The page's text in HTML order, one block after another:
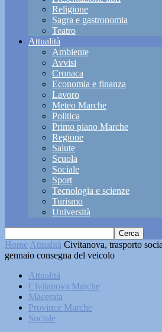
Religione
Sagra e gastronomia
Teatro
Attualità
Ambiente
Avvisi
Cronaca
Economia e finanza
Lavoro
Meteo Marche
Politica
Primo piano Marche
Regione
Salute
Scuola
Sociale
Sport
Tecnologia e scienze
Turismo
Università
Home Attualità Civitanova, trasporto
gennaio consegna del veicolo
Attualità
Civitanova Marche
Macerata
Province Marche
Sociale